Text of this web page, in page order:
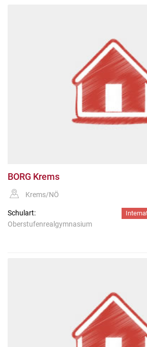
BORG Krems
Krems/NÖ
Schulart:
Oberstufenrealgymnasium